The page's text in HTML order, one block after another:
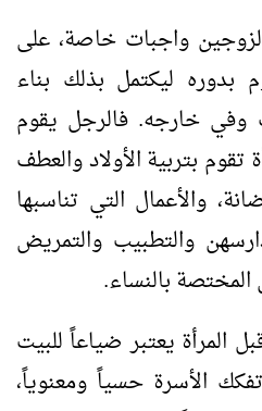
واجبات خاصة، على
بدوره ليكتمل بذلك بناء
وفي خارجه. فالرجل يقوم
تقوم بتربية الأولاد والعطف
والأعمال التي تناسبها
والتطبيب والتمريض
بالنساء.
المرأة يعتبر ضياعاً للبيت
الأسرة حسياً ومعنوياً،